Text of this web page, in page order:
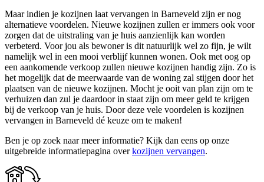
Maar indien je kozijnen laat vervangen in Barneveld zijn er nog
alternatieve voordelen. Nieuwe kozijnen zullen er immers ook voor
zorgen dat de uitstraling van je huis aanzienlijk kan worden
verbeterd. Voor jou als bewoner is dit natuurlijk wel zo fijn, je wilt
namelijk wel in een mooi verblijf kunnen wonen. Ook met oog op
een aankomende verkoop zullen nieuwe kozijnen handig zijn. Zo is
het mogelijk dat de meerwaarde van de woning zal stijgen door het
plaatsen van de nieuwe kozijnen. Mocht je ooit van plan zijn om te
verhuizen dan zul je daardoor in staat zijn om meer geld te krijgen
bij de verkoop van je huis. Door deze vele voordelen is kozijnen
vervangen in Barneveld dé keuze om te maken!
Ben je op zoek naar meer informatie? Kijk dan eens op onze
uitgebreide informatiepagina overkozijnen vervangen.